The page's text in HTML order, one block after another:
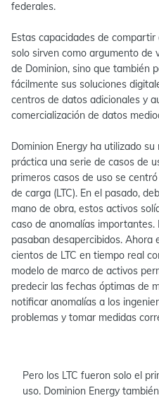
federales.
Estas capacidades de
solo sirven como argumento de
de Dominion, sino que también
fácilmente sus soluciones
centros de datos adicionales y
comercialización de datos
Dominion Energy ha utilizado
práctica una serie de casos de
primeros casos de uso se
de carga (LTC). En el pasado,
mano de obra, estos activos
caso de anomalías importantes.
pasaban desapercibidos. Ahora
cientos de LTC en tiempo real
modelo de marco de activos
predecir las fechas óptimas de
notificar anomalías a los
problemas y tomar medidas
Pero los LTC fueron solo el
uso. Dominion Energy